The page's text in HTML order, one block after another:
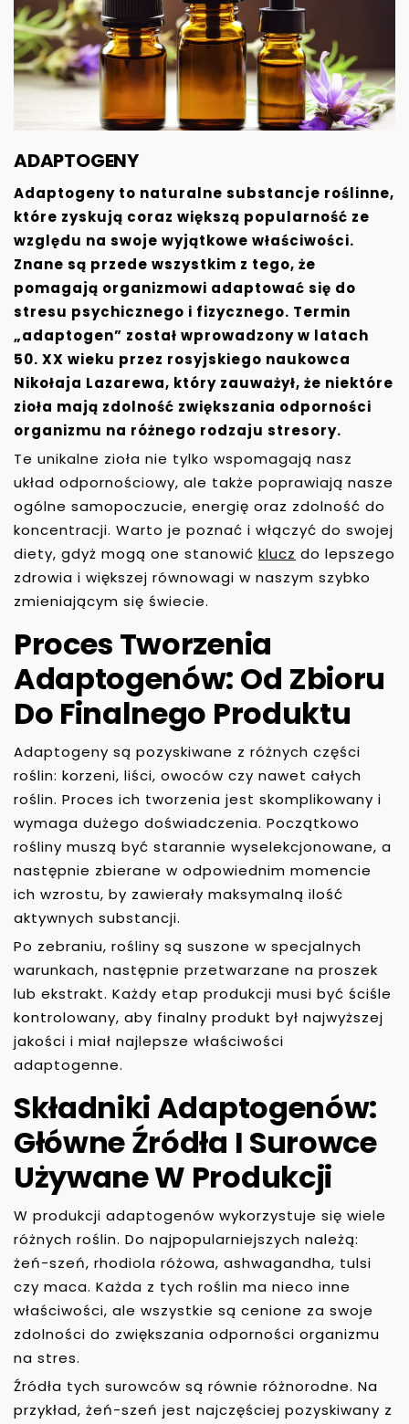
ADAPTOGENY
Adaptogeny to naturalne substancje roślinne,
które zyskują coraz większą popularność ze
względu na swoje wyjątkowe właściwości.
Znane są przede wszystkim z tego, że
pomagają organizmowi adaptować się do
stresu psychicznego i fizycznego. Termin
„adaptogen” został wprowadzony w latach
50. XX wieku przez rosyjskiego naukowca
Nikołaja Lazarewa, który zauważył, że niektóre
zioła mają zdolność zwiększania odporności
organizmu na różnego rodzaju stresory.
Te unikalne zioła nie tylko wspomagają nasz
układ odpornościowy, ale także poprawiają nasze
ogólne samopoczucie, energię oraz zdolność do
koncentracji. Warto je poznać i włączyć do swojej
diety, gdyż mogą one stanowić klucz do lepszego
zdrowia i większej równowagi w naszym szybko
zmieniającym się świecie.
Proces Tworzenia
Adaptogenów: Od Zbioru
Do Finalnego Produktu
Adaptogeny są pozyskiwane z różnych części
roślin: korzeni, liści, owoców czy nawet całych
roślin. Proces ich tworzenia jest skomplikowany i
wymaga dużego doświadczenia. Początkowo
rośliny muszą być starannie wyselekcjonowane, a
następnie zbierane w odpowiednim momencie
ich wzrostu, by zawierały maksymalną ilość
aktywnych substancji.
Po zebraniu, rośliny są suszone w specjalnych
warunkach, następnie przetwarzane na proszek
lub ekstrakt. Każdy etap produkcji musi być ściśle
kontrolowany, aby finalny produkt był najwyższej
jakości i miał najlepsze właściwości
adaptogenne.
Składniki Adaptogenów:
Główne Źródła I Surowce
Używane W Produkcji
W produkcji adaptogenów wykorzystuje się wiele
różnych roślin. Do najpopularniejszych należą:
żeń-szeń, rhodiola różowa, ashwagandha, tulsi
czy maca. Każda z tych roślin ma nieco inne
właściwości, ale wszystkie są cenione za swoje
zdolności do zwiększania odporności organizmu
na stres.
Źródła tych surowców są równie różnorodne. Na
przykład, żeń-szeń jest najczęściej pozyskiwany z